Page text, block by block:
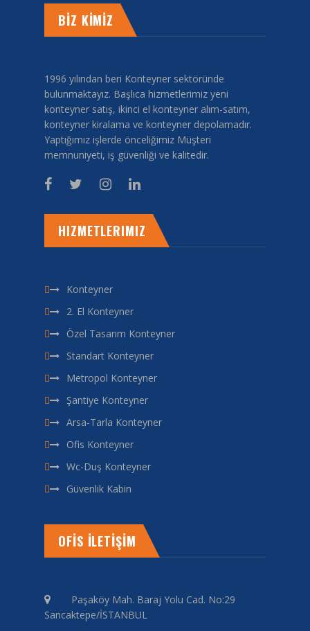
BİZ KİMİZ
1996 yılından beri Konteyner sektöründe
bulunmaktayız. Başlıca hizmetlerimiz yeni
konteyner satış, ikinci el konteyner alım-satım,
konteyner kiralama ve konteyner depolamadır.
Yaptığımız işlerde önceliğimiz Müşteri
memnuniyeti, iş güvenliği ve kalitedir.
HIZMETLERIMIZ
Konteyner
2. El Konteyner
Özel Tasarım Konteyner
Standart Konteyner
Metropol Konteyner
Şantiye Konteyner
Arsa-Tarla Konteyner
Ofis Konteyner
Wc-Duş Konteyner
Güvenlik Kabin
OFİS İLETİŞİM
Paşaköy Mah. Baraj Yolu Cad. No:29
Sancaktepe/İSTANBUL